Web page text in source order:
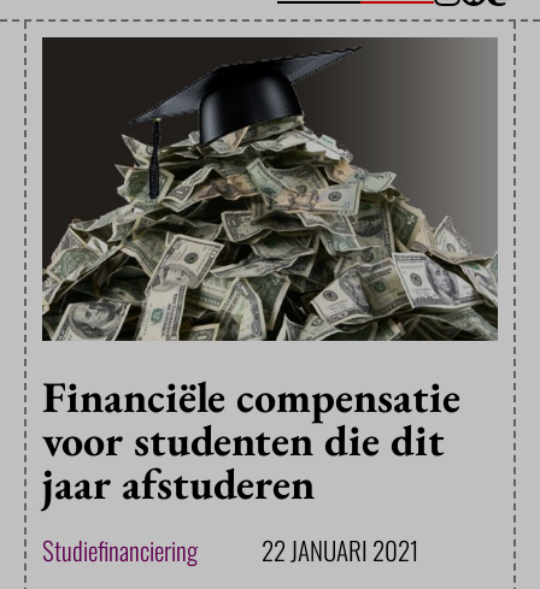
Financiële compensatie
voor studenten die dit
jaar afstuderen
Studiefinanciering 22 JANUARI 2021